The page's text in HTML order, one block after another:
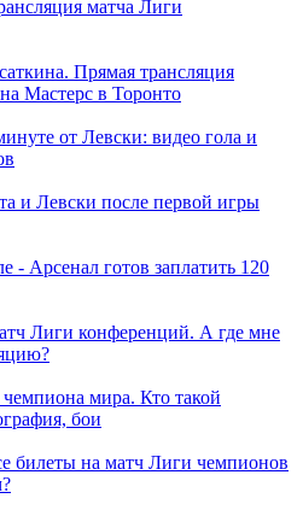
матча Лиги
Прямая трансляция
Мастерс в Торонто
от Левски: видео гола и
и Левски после первой игры
- Арсенал готов заплатить 120
Лиги конференций. А где мне
мира. Кто такой
бои
билеты на матч Лиги чемпионов